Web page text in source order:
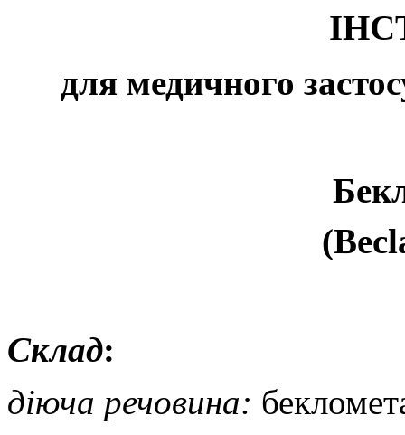
для медичного
Склад:
діюча речовина: